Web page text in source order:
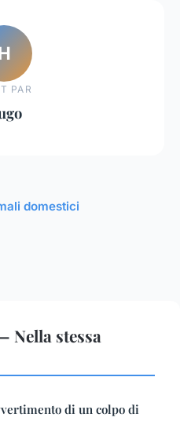
PAR
domestici
Nella stessa
di un colpo di